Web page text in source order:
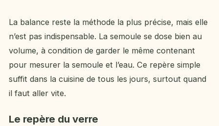
La balance reste la méthode la plus précise, mais elle
n’est pas indispensable. La semoule se dose bien au
volume, à condition de garder le même contenant
pour mesurer la semoule et l’eau. Ce repère simple
suffit dans la cuisine de tous les jours, surtout quand
il faut aller vite.
Le repère du verre